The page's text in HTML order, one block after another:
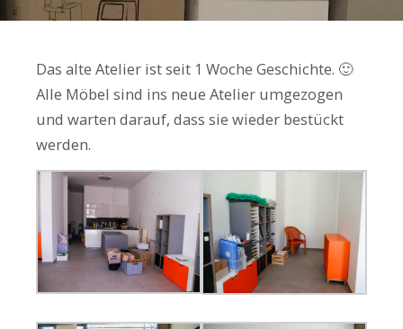
Das alte Atelier ist seit 1 Woche Geschichte. 🙂
Alle Möbel sind ins neue Atelier umgezogen
und warten darauf, dass sie wieder bestückt
werden.